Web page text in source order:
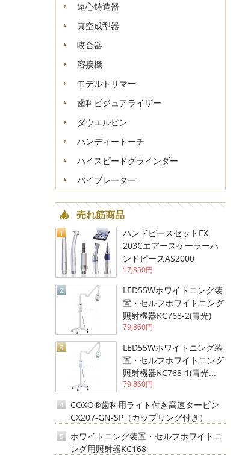
遠心鋳造器
真空成型器
咬合器
溶接機
モデルトリマー
歯科ビジュアライザー
ダウエルピン
ハンディートーチ
ハイスピードグラインダー
バイブレーター
売れ筋商品
ハンドピースセットEX
203Cエアースケーラーハ
ンドピースAS2000
17,850円
1
LED55Wホワイトニング装
置・セルフホワイトニング
照射機器KC768-2(青光)
79,860円
2
LED55Wホワイトニング装
置・セルフホワイトニング
照射機器KC768-1(青光...
79,860円
3
COXO®歯科用ライト付き高速タービン
CX207-GN-SP（カップリング付き）
4
ホワイトニング装置・セルフホワイトニ
ング用照射器KC168
5